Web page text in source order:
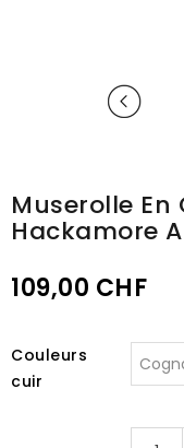
Muserolle En
Hackamore
109,00 CHF
Couleurs
cuir